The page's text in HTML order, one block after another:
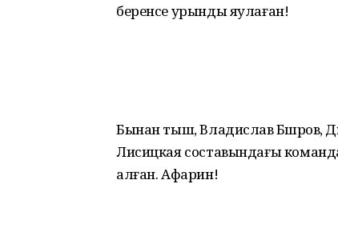
беренсе урынды яулаған!
Бынан тыш, Владислав Бәшәров,
Лисицкая составындағы
алған. Афарин!